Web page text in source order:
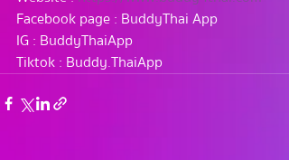
Facebook page : BuddyThai App
IG : BuddyThaiApp
Tiktok : Buddy.ThaiApp